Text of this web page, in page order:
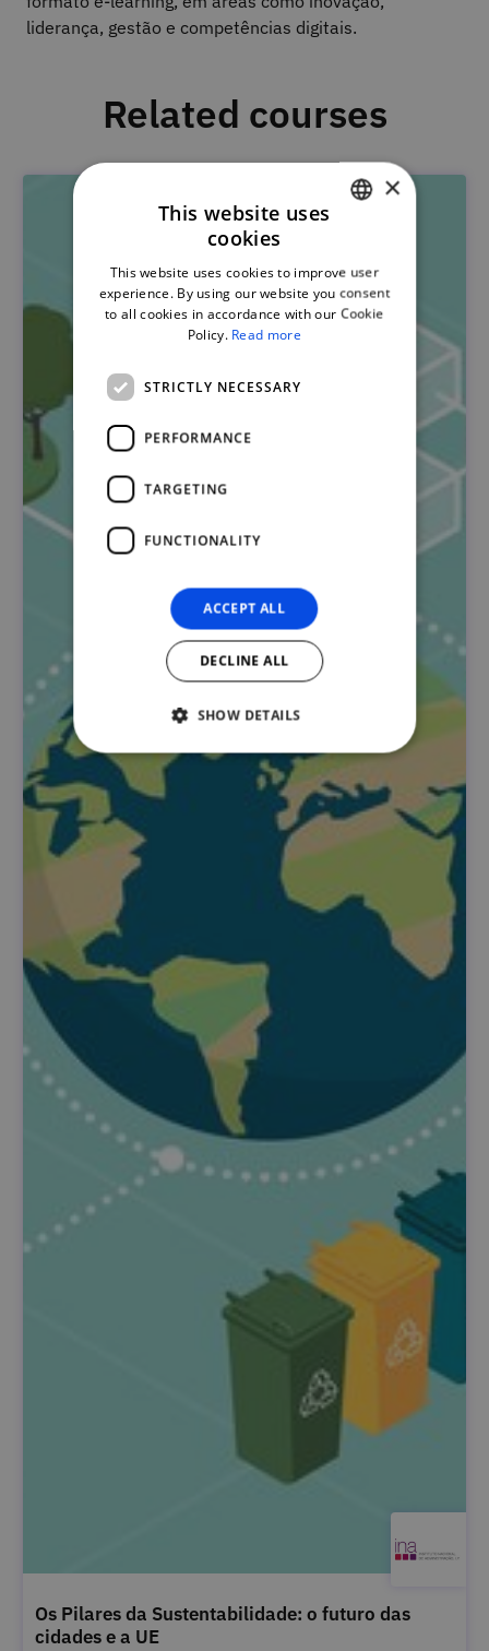
liderança, gestão e competências digitais.
Related courses
Os Pilares da Sustentabilidade: o futuro das
cidades e a UE
ENGLISH
×
This website uses
cookies
This website uses cookies to improve user
experience. By using our website you consent
to all cookies in accordance with our Cookie
Policy. Read more
STRICTLY NECESSARY
PERFORMANCE
TARGETING
FUNCTIONALITY
ACCEPT ALL
DECLINE ALL
SHOW DETAILS